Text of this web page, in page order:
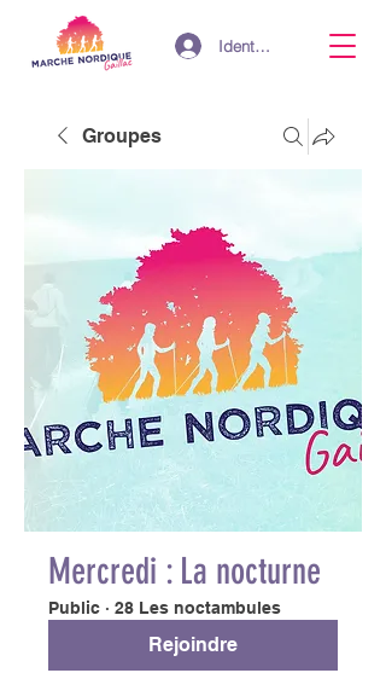
Identifiant
Groupes
Mercredi : La nocturne
Public · 28 Les noctambules
Rejoindre